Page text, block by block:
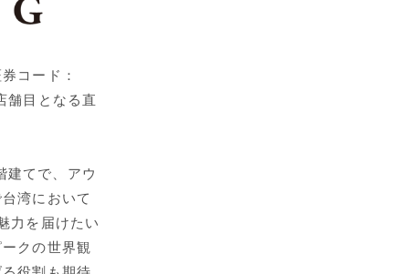
コード：
舗目となる直
建てで、アウ
湾において
力を届けたい
クの世界観